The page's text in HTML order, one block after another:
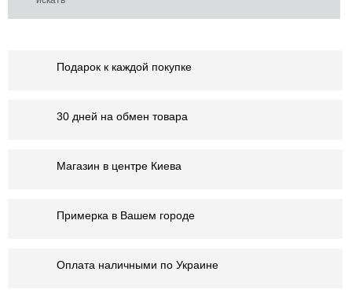
Подарок к каждой покупке
30 дней на обмен товара
Магазин в центре Киева
Примерка в Вашем городе
Оплата наличными по Украине